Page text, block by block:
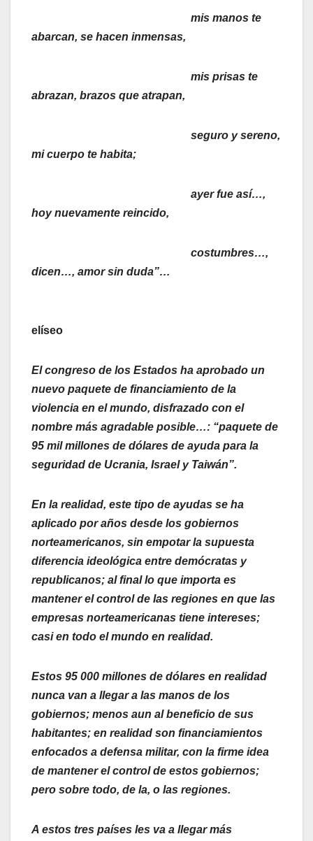
mis manos te
abarcan, se hacen inmensas,
mis prisas te
abrazan, brazos que atrapan,
seguro y sereno,
mi cuerpo te habita;
ayer fue así…,
hoy nuevamente reincido,
costumbres…,
dicen…, amor sin duda”…
elíseo
El congreso de los Estados ha aprobado un
nuevo paquete de financiamiento de la
violencia en el mundo, disfrazado con el
nombre más agradable posible…: “paquete de
95 mil millones de dólares de ayuda para la
seguridad de Ucrania, Israel y Taiwán”.
En la realidad, este tipo de ayudas se ha
aplicado por años desde los gobiernos
norteamericanos, sin empotar la supuesta
diferencia ideológica entre demócratas y
republicanos; al final lo que importa es
mantener el control de las regiones en que las
empresas norteamericanas tiene intereses;
casi en todo el mundo en realidad.
Estos 95 000 millones de dólares en realidad
nunca van a llegar a las manos de los
gobiernos; menos aun al beneficio de sus
habitantes; en realidad son financiamientos
enfocados a defensa militar, con la firme idea
de mantener el control de estos gobiernos;
pero sobre todo, de la, o las regiones.
A estos tres países les va a llegar más